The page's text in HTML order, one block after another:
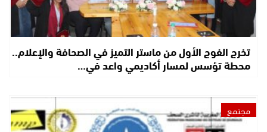
تخرج الفوج الأول من ماستر التميز في الصحافة والإعلام..
محطة تؤسس لمسار أكاديمي واعد في…
مجتمع